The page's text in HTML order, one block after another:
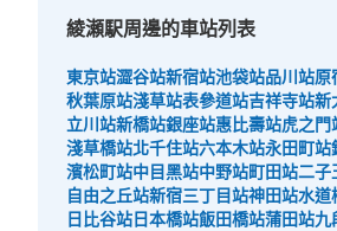
綾瀬駅周邊的車站列表
東京站澀谷站新宿站池袋站品川站原
秋葉原站淺草站表參道站吉祥寺站新
立川站新橋站銀座站惠比壽站虎之門
淺草橋站北千住站六本木站永田町站
濱松町站中目黑站中野站町田站二子
自由之丘站新宿三丁目站神田站水道
日比谷站日本橋站飯田橋站蒲田站九